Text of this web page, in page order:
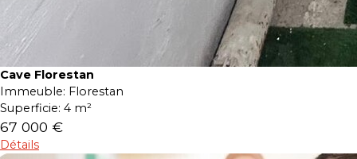
Cave Florestan
Immeuble: Florestan
Superficie: 4 m²
67 000 €
Détails